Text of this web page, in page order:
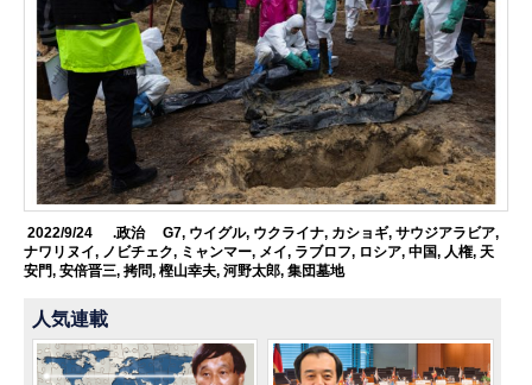
2022/9/24 .政治 G7, ウイグル, ウクライナ, カショギ, サウジアラビア,
ナワリヌイ, ノビチェク, ミャンマー, メイ, ラブロフ, ロシア,中国, 人権, 天
安門,安倍晋三,拷問,樫山幸夫,河野太郎,集団墓地
人気連載